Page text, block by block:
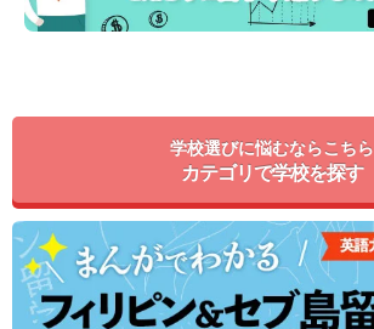
学校選びに悩むならこちら
カテゴリで学校を探す